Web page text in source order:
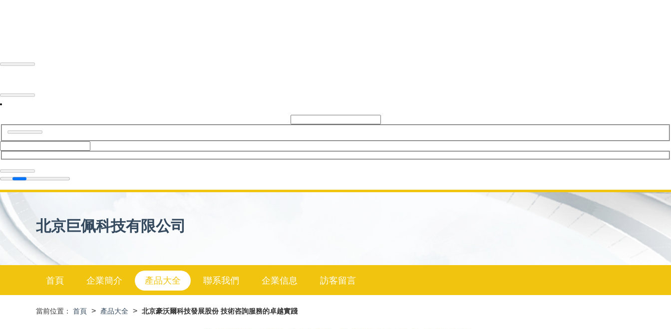
北京巨佩科技有限公司
首頁 企業簡介 產品大全 聯系我們 企業信息 訪客留言
當前位置： 首頁 > 產品大全 > 北京豪沃爾科技發展股份 技術咨詢服務的卓越實踐